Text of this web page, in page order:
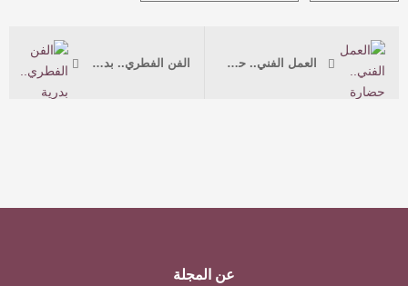
العمل الفني.. حضارة متحركة في عيوننا الفن الفطري.. بدرية الناصر
عن المجلة